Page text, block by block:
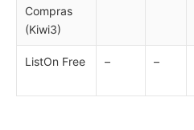
Compras
(Kiwi3)
ListOn Free – –